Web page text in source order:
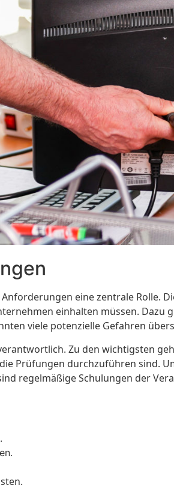
eine zentrale Rolle.
einhalten müssen.
viele potenzielle Gefahren
Zu den wichtigsten
Prüfungen durchzuführen sind.
regelmäßige Schulungen der